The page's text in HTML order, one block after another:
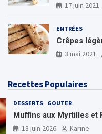
17 juin 2021
ENTRÉES
Crêpes
3 mai 2021
Recettes Populaires
DESSERTS GOUTER
Muffins aux Myrtilles et
13 juin 2026
Karine